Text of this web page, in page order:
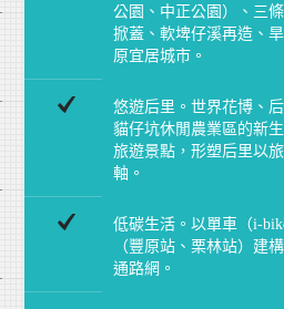
公園、中正公園）、三
掀蓋、軟埤仔溪再造、
原宜居城市。
悠遊后里。世界花博、
貓仔坑休閒農業區的新
旅遊景點，形塑后里以
軸。
低碳生活。以單車（i-
（豐原站、栗林站）建
通路網。